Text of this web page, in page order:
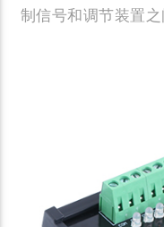
制信号和调节装置